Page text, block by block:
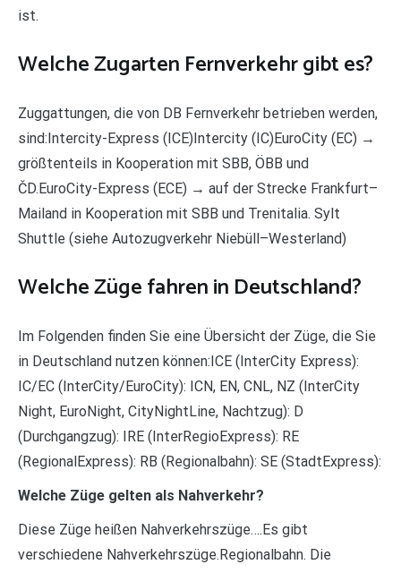
ist.
Welche Zugarten Fernverkehr gibt es?
Zuggattungen, die von DB Fernverkehr betrieben werden,
sind:Intercity-Express (ICE)Intercity (IC)EuroCity (EC) →
größtenteils in Kooperation mit SBB, ÖBB und
ČD.EuroCity-Express (ECE) → auf der Strecke Frankfurt–
Mailand in Kooperation mit SBB und Trenitalia. Sylt
Shuttle (siehe Autozugverkehr Niebüll–Westerland)
Welche Züge fahren in Deutschland?
Im Folgenden finden Sie eine Übersicht der Züge, die Sie
in Deutschland nutzen können:ICE (InterCity Express):
IC/EC (InterCity/EuroCity): ICN, EN, CNL, NZ (InterCity
Night, EuroNight, CityNightLine, Nachtzug): D
(Durchgangzug): IRE (InterRegioExpress): RE
(RegionalExpress): RB (Regionalbahn): SE (StadtExpress):
Welche Züge gelten als Nahverkehr?
Diese Züge heißen Nahverkehrszüge….Es gibt
verschiedene Nahverkehrszüge.Regionalbahn. Die